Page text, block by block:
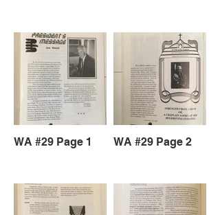
WA #29 Page 1 WA #29 Page 2